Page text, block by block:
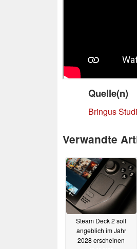
Quelle(n)
Bringus
Verwandte
Steam Deck 2 soll
angeblich im Jahr
2028 erscheinen